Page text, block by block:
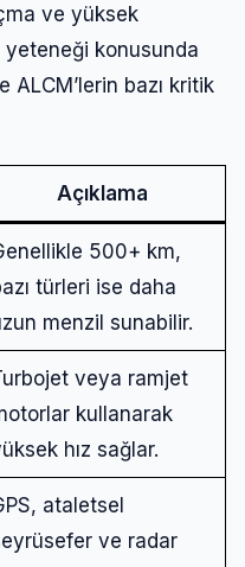
ve yüksek
konusunda
bazı kritik
Açıklama
500+ km,
türleri ise daha
menzil sunabilir.
veya ramjet
kullanarak
hız sağlar.
ataletsel
ve radar